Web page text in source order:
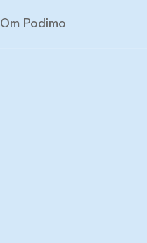
Om Podimo